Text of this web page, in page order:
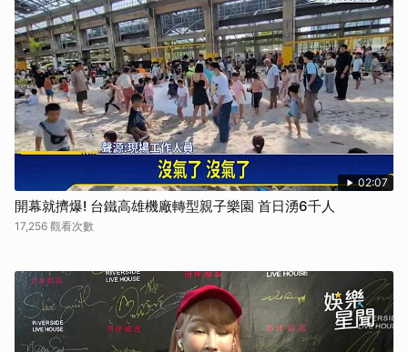
02:07
開幕就擠爆! 台鐵高雄機廠轉型親子樂園 首日湧6千人
17,256 觀看次數